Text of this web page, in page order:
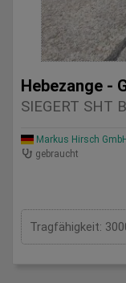
Hebezange -
SIEGERT SHT
Markus Hirsch GmbH
gebraucht